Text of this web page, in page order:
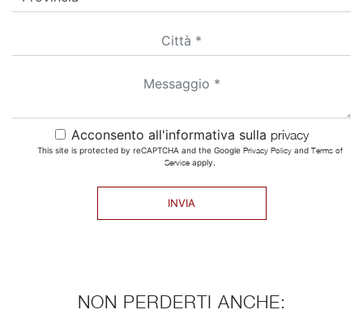
Acconsento all'informativa sulla privacy
This site is protected by reCAPTCHA and the Google Privacy Policyand Terms of
Serviceapply.
INVIA
NON PERDERTI ANCHE: